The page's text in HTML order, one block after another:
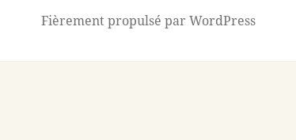
Fièrement propulsé par WordPress